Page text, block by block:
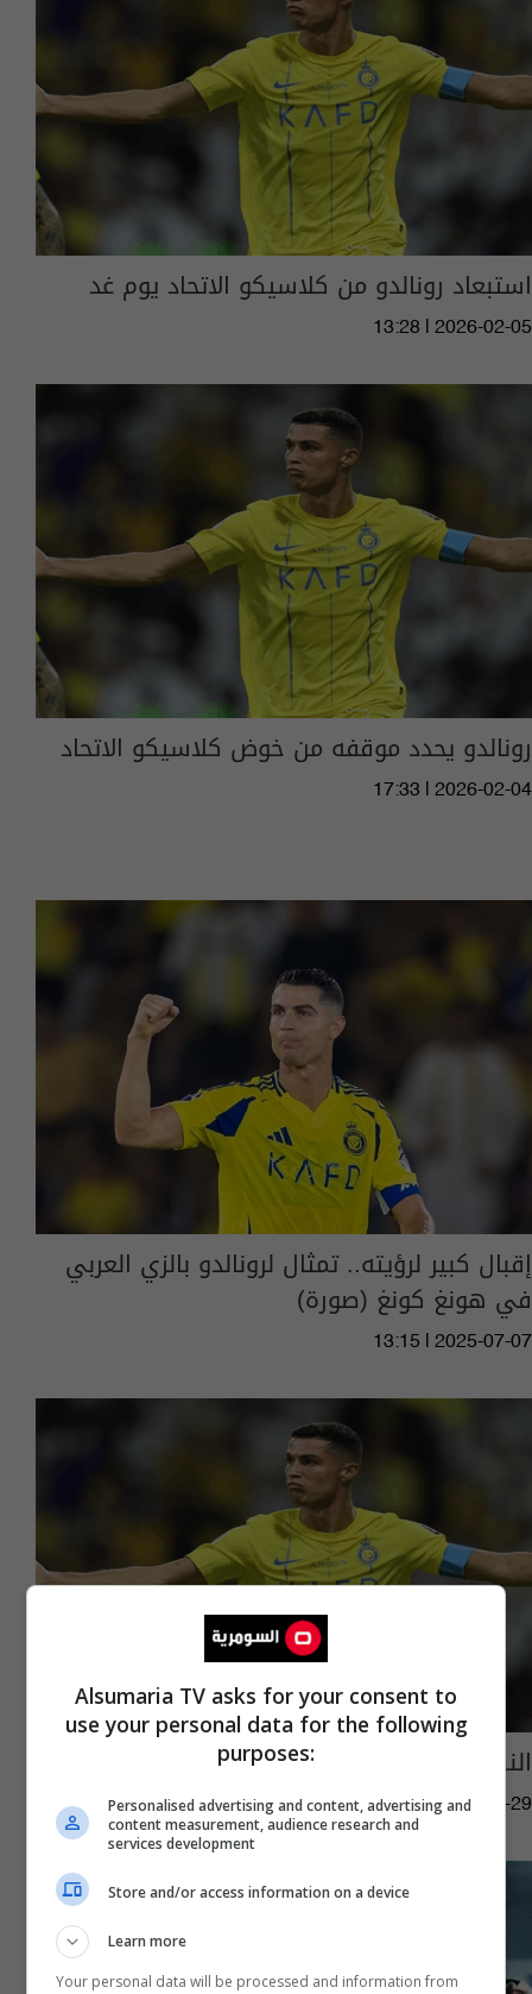
استبعاد رونالدو من كلاسيكو الاتحاد يوم غد
13:28 | 2026-02-05
رونالدو يحدد موقفه من خوض كلاسيكو الاتحاد
17:33 | 2026-02-04
إقبال كبير لرؤيته.. تمثال لرونالدو بالزي العربي
في هونغ كونغ (صورة)
13:15 | 2025-07-07
النصر يتحرك نحو بديل رونالدو.. ما علاقة برشلونة
17:31 | 2025-05-29
Alsumaria TV asks for your consent to
use your personal data for the following
purposes:
Personalised advertising and content, advertising and
content measurement, audience research and
services development
Store and/or access information on a device
Learn more
Your personal data will be processed and information from